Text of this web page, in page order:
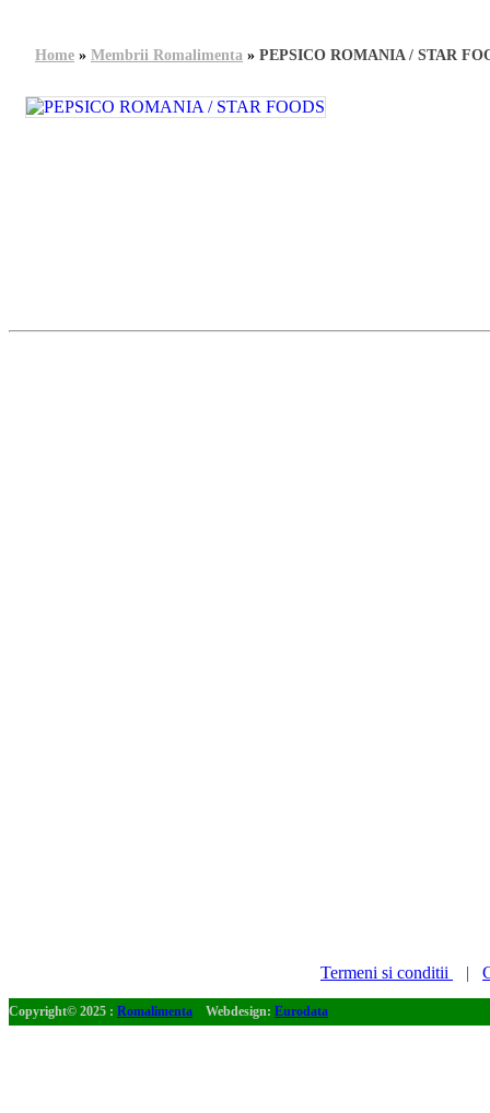
Home » Membrii Romalimenta » PEPSICO ROMANIA / STAR
Termeni si conditii |
Copyright© 2025 : Romalimenta Webdesign: Eurodata